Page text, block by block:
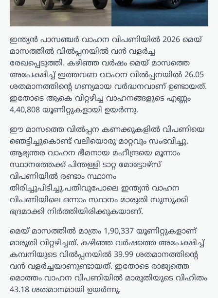
ഇന്ത്യൻ പാസഞ്ചർ വാഹന വിപണിയിൽ 2026 മെയ്
മാസത്തിൽ വിൽപ്പനയിൽ വൻ വളർച്ച
രേഖപ്പെടുത്തി. കഴിഞ്ഞ വർഷം മെയ് മാസത്തെ
അപേക്ഷിച്ച് ഇത്തവണ വാഹന വിൽപ്പനയിൽ 26.05
ശതമാനത്തിന്റെ ഗണ്യമായ വർദ്ധനവാണ് ഉണ്ടായത്.
ഇതോടെ ആകെ വിറ്റഴിച്ച വാഹനങ്ങളുടെ എണ്ണം
4,40,808 യൂണിറ്റുകളായി ഉയർന്നു.
ഈ മാസത്തെ വിൽപ്പന കണക്കുകളിൽ വിപണിയെ
ഞെട്ടിച്ചുകൊണ്ട് വലിയൊരു മാറ്റവും സംഭവിച്ചു.
ആഭ്യന്തര വാഹന ഭീമനായ മഹീന്ദ്രയെ മൂന്നാം
സ്ഥാനത്തേക്ക് പിന്തള്ളി ടാറ്റ മോട്ടോഴ്‌സ്
വിപണിയിൽ രണ്ടാം സ്ഥാനം
തിരിച്ചുപിടിച്ചു.പതിവുപോലെ ഇന്ത്യൻ വാഹന
വിപണിയിലെ ഒന്നാം സ്ഥാനം മാരുതി സുസുക്കി
ഭദ്രമാക്കി നിർത്തിയിരിക്കുകയാണ്.
മെയ് മാസത്തിൽ മാത്രം 1,90,337 യൂണിറ്റുകളാണ്
മാരുതി വിറ്റഴിച്ചത്. കഴിഞ്ഞ വർഷത്തെ അപേക്ഷിച്ച്
കമ്പനിയുടെ വിൽപ്പനയിൽ 39.99 ശതമാനത്തിന്റെ
വൻ വളർച്ചയാണുണ്ടായത്. ഇതോടെ രാജ്യത്തെ
മൊത്തം വാഹന വിപണിയിൽ മാരുതിയുടെ വിഹിതം
43.18 ശതമാനമായി ഉയർന്നു.